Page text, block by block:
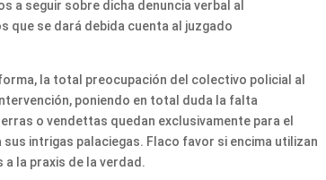
a seguir sobre dicha denuncia verbal al
que se dará debida cuenta al juzgado
la total preocupación del colectivo policial al
poniendo en total duda la falta
o vendettas quedan exclusivamente para el
intrigas palaciegas. Flaco favor si encima utilizan
la praxis de la verdad.